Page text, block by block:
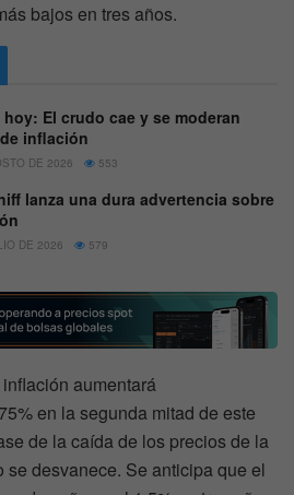
bajos en tres años.
hoy: El crudo cae y se moderan
inflación
DE 2026 553
lanza una dura advertencia sobre
DE 2026 579
aumentará
en la segunda mitad de este
de la caída de los precios de la
desvanece. Se anticipa que el